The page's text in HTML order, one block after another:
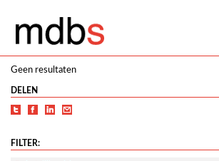
Geen resultaten
DELEN
FILTER: